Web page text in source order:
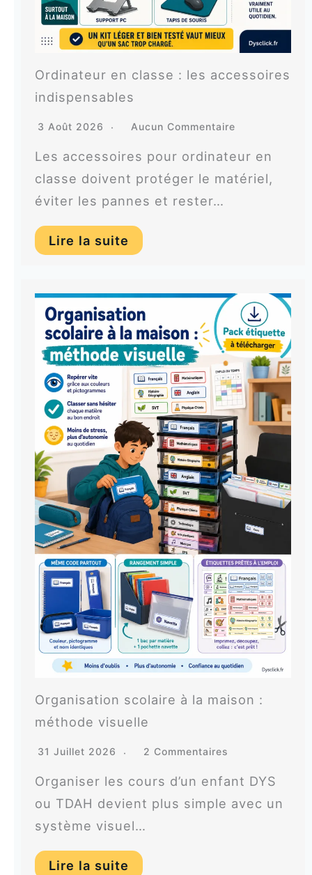
Ordinateur en classe : les accessoires
indispensables
3 Août 2026 Aucun Commentaire
Les accessoires pour ordinateur en
classe doivent protéger le matériel,
éviter les pannes et rester…
Lire la suite
Organisation scolaire à la maison :
méthode visuelle
31 Juillet 2026 2 Commentaires
Organiser les cours d’un enfant DYS
ou TDAH devient plus simple avec un
système visuel…
Lire la suite